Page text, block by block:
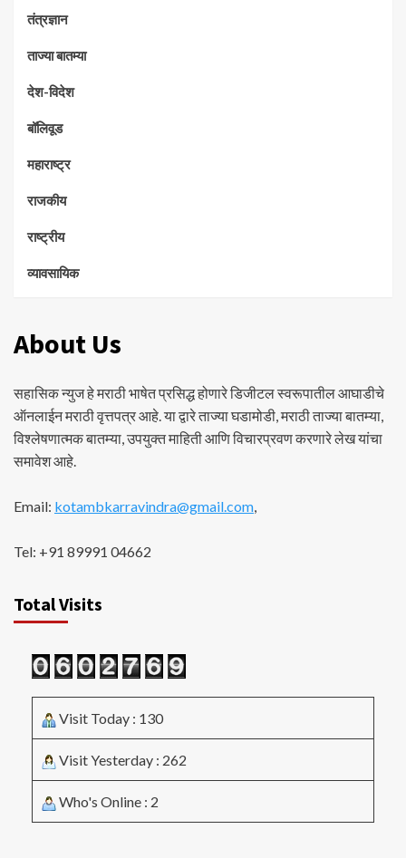
तंत्रज्ञान
ताज्या बातम्या
देश-विदेश
बॉलिवूड
महाराष्ट्र
राजकीय
राष्ट्रीय
व्यावसायिक
About Us
सहासिक न्युज हे मराठी भाषेत प्रसिद्ध होणारे डिजीटल स्वरूपातील आघाडीचे
ऑनलाईन मराठी वृत्तपत्र आहे. या द्वारे ताज्या घडामोडी, मराठी ताज्या बातम्या,
विश्लेषणात्मक बातम्या, उपयुक्त माहिती आणि विचारप्रवण करणारे लेख यांचा
समावेश आहे.
Email: kotambkarravindra@gmail.com
Tel: +91 89991 04662
Total Visits
Visit Today : 130
Visit Yesterday : 262
Who's Online : 2